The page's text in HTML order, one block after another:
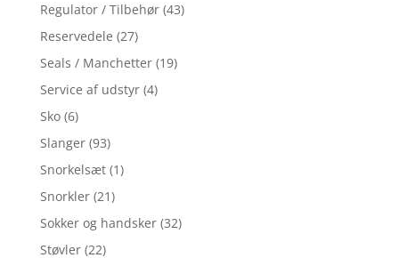
Regulator / Tilbehør (43)
Reservedele (27)
Seals / Manchetter (19)
Service af udstyr (4)
Sko (6)
Slanger (93)
Snorkelsæt (1)
Snorkler (21)
Sokker og handsker (32)
Støvler (22)